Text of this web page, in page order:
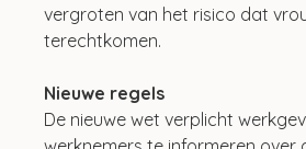
vergroten van het risico dat
terechtkomen.
Nieuwe regels
De nieuwe wet verplicht